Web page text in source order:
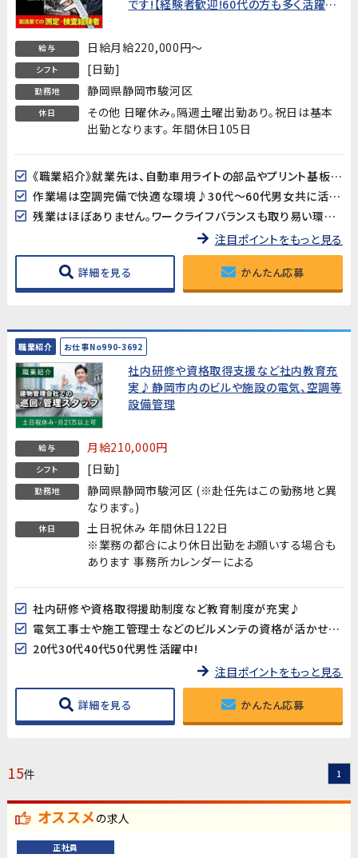
です!【経験者歓迎!60代の方も多く活躍
給与 日給月給220,000円～
シフト [日勤]
勤務地 静岡県静岡市駿河区
休日
その他 日曜休み。隔週土曜出勤あり。祝日は基本
出勤となります。 年間休日105日
《職業紹介》就業先は、自動車用ライトの部品やプリント基板用端子などを製造している企業です。長期的に安定した就業が見込めます!
作業場は空調完備で快適な環境♪30代～60代男女共に活躍中!
残業はほぼありません。ワークライフバランスも取り易い環境です。
注目ポイントをもっと見る
詳細を見る かんたん応募
職業紹介 お仕事No990-3692
社内研修や資格取得支援など社内教育充
実♪静岡市内のビルや施設の電気、空調等
設備管理
給与 月給210,000円
シフト [日勤]
勤務地
静岡県静岡市駿河区 (※赴任先はこの勤務地と異
なります。)
休日
土日祝休み 年間休日122日
※業務の都合により休日出勤をお願いする場合も
あります 事務所カレンダーによる
社内研修や資格取得援助制度など教育制度が充実♪
電気工事士や施工管理士などのビルメンテの資格が活かせます!
20代30代40代50代男性活躍中!
注目ポイントをもっと見る
詳細を見る かんたん応募
15件 1
オススメの求人
正社員